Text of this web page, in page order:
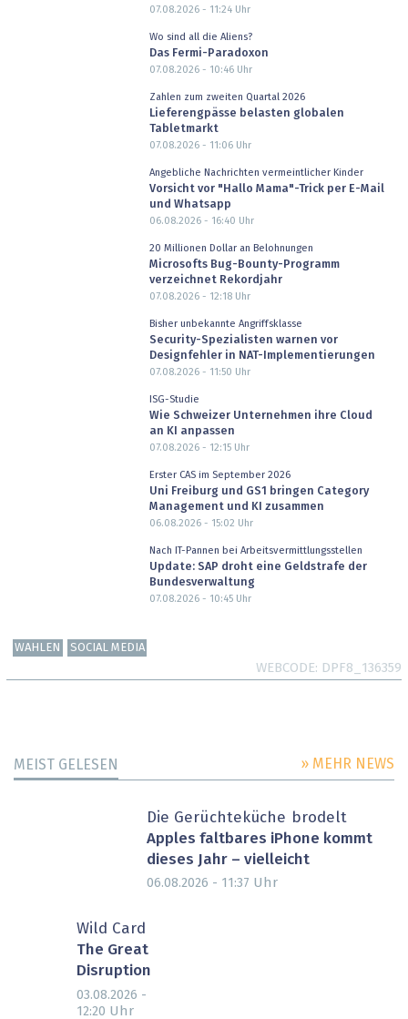
07.08.2026 - 11:24Uhr
Wo sind all die Aliens?
Das Fermi-Paradoxon
07.08.2026 - 10:46Uhr
Zahlen zum zweiten Quartal 2026
Lieferengpässe belasten globalen
Tabletmarkt
07.08.2026 - 11:06Uhr
Angebliche Nachrichten vermeintlicher Kinder
Vorsicht vor "Hallo Mama"-Trick per E-Mail
und Whatsapp
06.08.2026 - 16:40 Uhr
20 Millionen Dollar an Belohnungen
Microsofts Bug-Bounty-Programm
verzeichnet Rekordjahr
07.08.2026 - 12:18Uhr
Bisher unbekannte Angriffsklasse
Security-Spezialisten warnen vor
Designfehler in NAT-Implementierungen
07.08.2026 - 11:50 Uhr
ISG-Studie
Wie Schweizer Unternehmen ihre Cloud
an KI anpassen
07.08.2026 - 12:15Uhr
Erster CAS im September 2026
Uni Freiburg und GS1 bringen Category
Management und KI zusammen
06.08.2026 - 15:02 Uhr
Nach IT-Pannen bei Arbeitsvermittlungsstellen
Update: SAP droht eine Geldstrafe der
Bundesverwaltung
07.08.2026 - 10:45Uhr
WAHLEN SOCIAL MEDIA
WEBCODE DPF8_136359
MEIST GELESEN » MEHR NEWS
Die Gerüchteküche brodelt
Apples faltbares iPhone kommt
dieses Jahr – vielleicht
06.08.2026 - 11:37 Uhr
Wild Card
The Great
Disruption
03.08.2026 -
12:20 Uhr